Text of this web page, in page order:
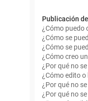
Publicación
¿Cómo puedo
¿Cómo se
¿Cómo se
¿Cómo creo
¿Por qué no
¿Cómo edito
¿Por qué no
¿Por qué no